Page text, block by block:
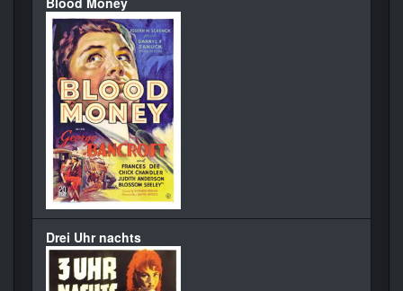
Drei Uhr nachts